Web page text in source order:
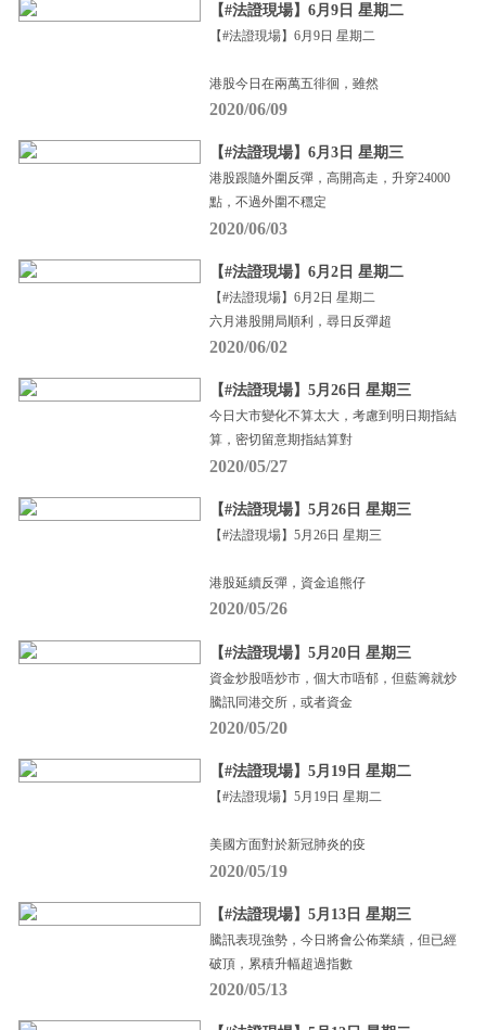
【#法證現場】6月9日 星期二
【#法證現場】6月9日 星期二
港股今日在兩萬五徘徊，雖然
2020/06/09
【#法證現場】6月3日 星期三
港股跟隨外圍反彈，高開高走，升穿24000
點，不過外圍不穩定
2020/06/03
【#法證現場】6月2日 星期二
【#法證現場】6月2日 星期二
六月港股開局順利，尋日反彈超
2020/06/02
【#法證現場】5月26日 星期三
今日大市變化不算太大，考慮到明日期指結
算，密切留意期指結算對
2020/05/27
【#法證現場】5月26日 星期三
【#法證現場】5月26日 星期三
港股延續反彈，資金追熊仔
2020/05/26
【#法證現場】5月20日 星期三
資金炒股唔炒市，個大市唔郁，但藍籌就炒
騰訊同港交所，或者資金
2020/05/20
【#法證現場】5月19日 星期二
【#法證現場】5月19日 星期二
美國方面對於新冠肺炎的疫
2020/05/19
【#法證現場】5月13日 星期三
騰訊表現強勢，今日將會公佈業績，但已經
破頂，累積升幅超過指數
2020/05/13